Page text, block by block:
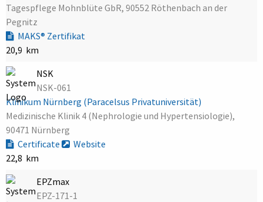
Tagespflege Mohnblüte GbR, 90552 Röthenbach an der
Pegnitz
MAKS® Zertifikat
20,9 km
NSK
NSK-061
Klinikum Nürnberg (Paracelsus Privatuniversität)
Medizinische Klinik 4 (Nephrologie und Hypertensiologie),
90471 Nürnberg
Certificate
Website
22,8 km
EPZmax
EPZ-171-1